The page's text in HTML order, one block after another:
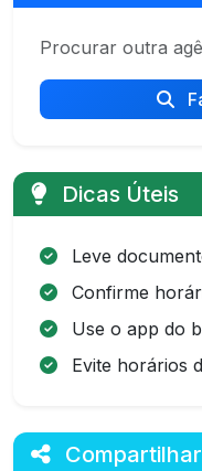
Procurar outra
Dicas Úteis
Leve
Confirme
Use o app do
Evite horários
Compartilhar